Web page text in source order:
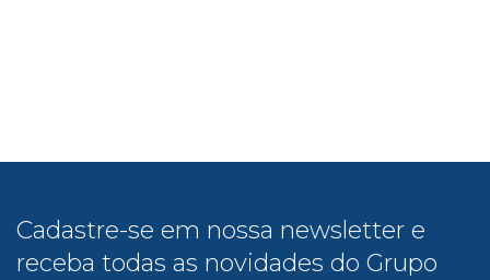
Cadastre-se em nossa newsletter e
receba todas as novidades do Grupo